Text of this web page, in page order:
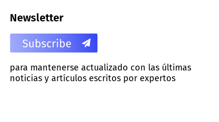
Newsletter
para mantenerse actualizado con las últimas
noticias y artículos escritos por expertos